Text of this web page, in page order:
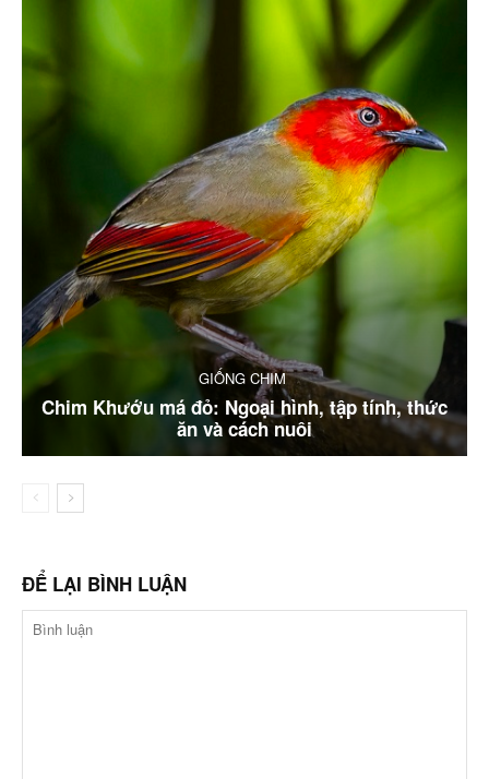
GIỐNG CHIM
Chim Khướu má đỏ: Ngoại hình, tập tính, thức
ăn và cách nuôi
ĐỂ LẠI BÌNH LUẬN